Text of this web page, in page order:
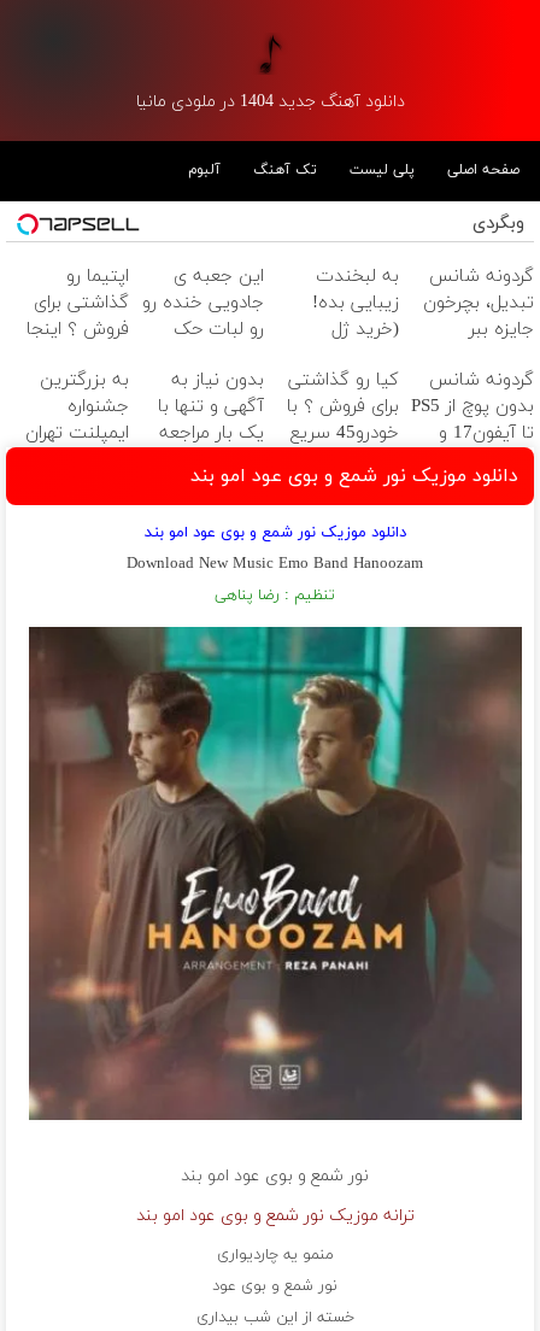
دانلود آهنگ جدید 1404 در ملودی مانیا
صفحه اصلی پلی لیست تک آهنگ آلبوم
وبگردی
گردونه شانس
تبدیل، بچرخون
جایزه ببر
به لبخندت
زیبایی بده!
(خرید ژل
دندان
با40%تخفیف)
این جعبه ی
جادویی خنده رو
رو لبات حک
خرید40%تخفیف
اپتیما رو
گذاشتی برای
فروش ؟ اینجا
گردونه شانس
بدون پوچ از PS5
تا آیفون17 و
بیت کوین 🔥
کیا رو گذاشتی
برای فروش ؟ با
خودرو45 سریع
بدون نیاز به
آگهی و تنها با
یک بار مراجعه
به بزرگترین
جشنواره
ایمپلنت تهران
!
دانلود موزیک نور شمع و بوی عود امو بند
دانلود موزیک نور شمع و بوی عود امو بند
Download New Music Emo Band Hanoozam
تنظیم : رضا پناهی
نور شمع و بوی عود امو بند
ترانه موزیک نور شمع و بوی عود امو بند
منمو یه چاردیواری
نور شمع و بوی عود
خسته از این شب بیداری